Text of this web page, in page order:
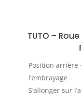
TUTO –
Position arrière
l’embrayage
S’allonger sur